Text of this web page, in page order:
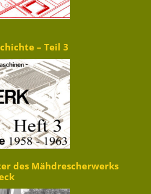
– Teil 3
des Mähdrescherwerks